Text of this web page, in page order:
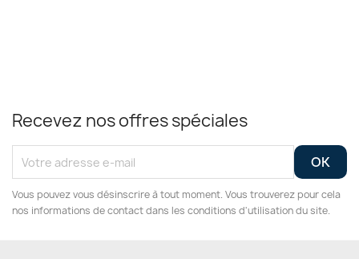
Recevez nos offres spéciales
Vous pouvez vous désinscrire à tout moment. Vous trouverez pour cela
nos informations de contact dans les conditions d'utilisation du site.